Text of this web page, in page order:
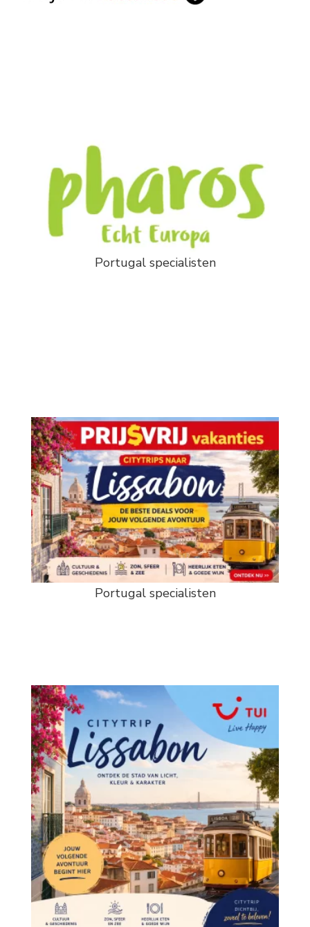
Portugal specialisten
Portugal specialisten